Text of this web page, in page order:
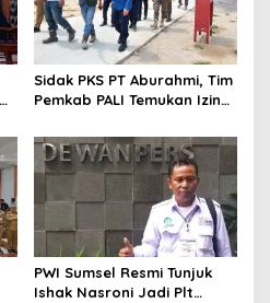
Sidak PKS PT Aburahmi, Tim
Pemkab PALI Temukan Izin
PWI Sumsel Resmi Tunjuk
Ishak Nasroni Jadi Plt